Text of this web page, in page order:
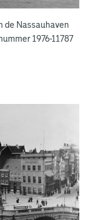
de Nassauhaven
1976-11787